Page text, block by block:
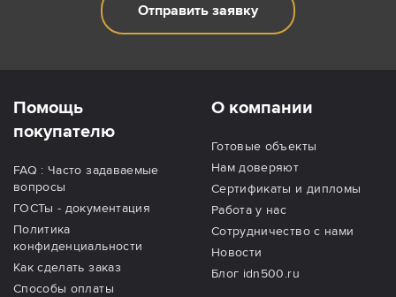
Отправить заявку
Помощь
покупателю
FAQ : Часто задаваемые
вопросы
ГОСТы - документация
Политика
конфиденциальности
Как сделать заказ
Способы оплаты
О компании
Готовые объекты
Нам доверяют
Сертификаты и дипломы
Работа у нас
Сотрудничество с нами
Новости
Блог idn500.ru